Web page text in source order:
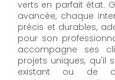
verts en parfait état.
avancée, chaque
précis et durables,
pour son
accompagne ses
projets uniques, qu'il
existant ou de